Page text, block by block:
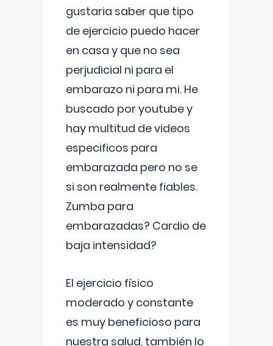
gustaria saber que tipo
de ejercicio puedo hacer
en casa y que no sea
perjudicial ni para el
embarazo ni para mi. He
buscado por youtube y
hay multitud de videos
especificos para
embarazada pero no se
si son realmente fiables.
Zumba para
embarazadas? Cardio de
baja intensidad?
El ejercicio físico
moderado y constante
es muy beneficioso para
nuestra salud, también lo